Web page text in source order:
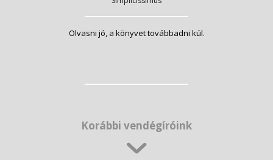
Olvasni jó, a könyvet továbbadni kúl.
Korábbi vendégíróink